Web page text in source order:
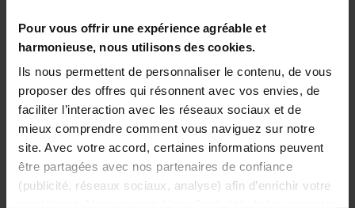
Pour vous offrir une expérience agréable et
harmonieuse, nous utilisons des cookies.
Ils nous permettent de personnaliser le contenu, de vous
proposer des offres qui résonnent avec vos envies, de
faciliter l’interaction avec les réseaux sociaux et de
mieux comprendre comment vous naviguez sur notre
site. Avec votre accord, certaines informations peuvent
être partagées avec nos partenaires de confiance
(publicité, réseaux sociaux, analyse) afin d’enrichir votre
une échéance importante en formulant
votre intention.
✨ Le rituel du duo gagnant et le bain
démaré
C'est en associant les deux parfums que
vous obtiendrez les résultats les plus
complets, caron ne peut attirer
durablement l'abondance qu'une fois le